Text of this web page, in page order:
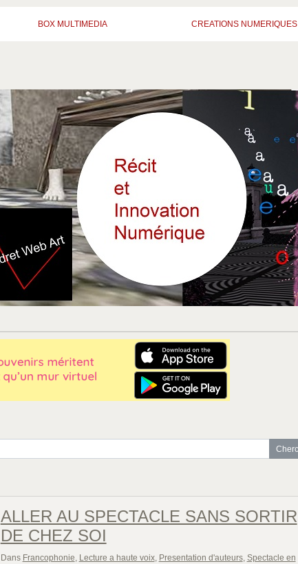
BOX MULTIMEDIA CREATIONS NUMERIQUES
ALLER AU SPECTACLE SANS SORTIR
DE CHEZ SOI
Dans Francophonie, Lecture a haute voix, Presentation d'auteurs, Spectacle en